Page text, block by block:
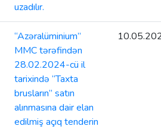
uzadılır.
“Azəralüminium”
MMC tərəfindən
28.02.2024-cü il
tarixində “Taxta
brusların” satın
alınmasına dair elan
edilmiş açıq tenderin